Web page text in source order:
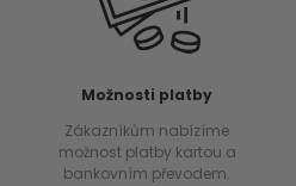
Možnosti platby
Zákazníkům nabízíme
možnost platby kartou a
bankovním převodem.